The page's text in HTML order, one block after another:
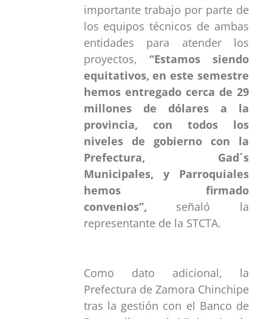
importante trabajo por parte de
los equipos técnicos de ambas
entidades para atender los
proyectos, “Estamos siendo
equitativos, en este semestre
hemos entregado cerca de 29
millones de dólares a la
provincia, con todos los
niveles de gobierno con la
Prefectura, Gad´s
Municipales, y Parroquiales
hemos firmado
convenios”, señaló la
representante de la STCTA.
Como dato adicional, la
Prefectura de Zamora Chinchipe
tras la gestión con el Banco de